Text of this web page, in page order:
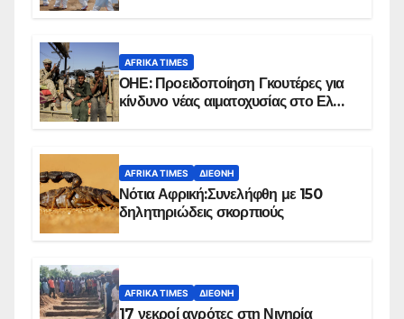
AFRIKA TIMES
ΟΗΕ: Προειδοποίηση Γκουτέρες για
κίνδυνο νέας αιματοχυσίας στο Ελ
AFRIKA TIMES ΔΙΕΘΝΉ
Νότια Αφρική:Συνελήφθη με 150
δηλητηριώδεις σκορπιούς
AFRIKA TIMES ΔΙΕΘΝΉ
17 νεκροί αγρότες στη Νιγηρία